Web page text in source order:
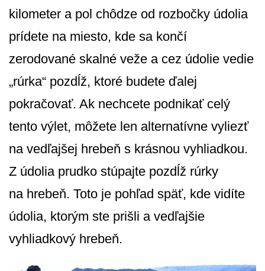
kilometer a pol chôdze od rozbočky údolia
prídete na miesto, kde sa končí
zerodované skalné veže a cez údolie vedie
„rúrka“ pozdĺž, ktoré budete ďalej
pokračovať. Ak nechcete podnikať celý
tento výlet, môžete len alternatívne vyliezť
na vedľajšej hrebeň s krásnou vyhliadkou.
Z údolia prudko stúpajte pozdĺž rúrky
na hrebeň. Toto je pohľad späť, kde vidíte
údolia, ktorým ste prišli a vedľajšie
vyhliadkový hrebeň.